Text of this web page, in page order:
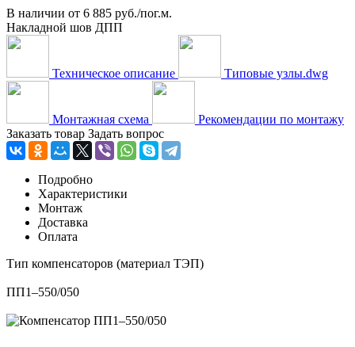
В наличии от 6 885 руб./пог.м.
Накладной шов ДПП
Техническое описание Типовые узлы.dwg
Монтажная схема
Рекомендации по монтажу
Заказать товар Задать вопрос
Подробно
Характеристики
Монтаж
Доставка
Оплата
Тип компенсаторов (материал ТЭП)
ПП1–550/050